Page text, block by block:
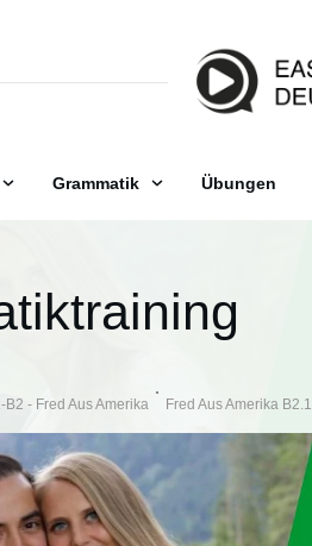
Grammatik Übungen
B2 - Fred Aus Amerika Fred Aus Amerika B2.1